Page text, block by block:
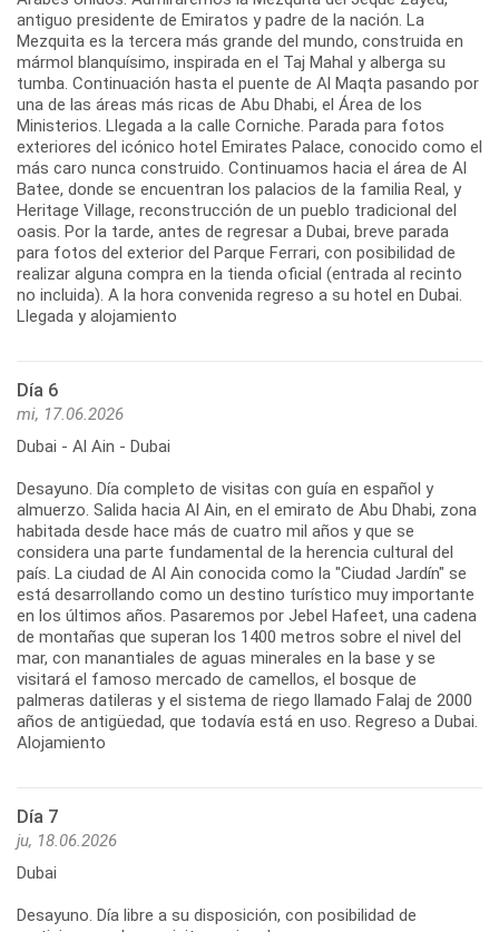
antiguo presidente de Emiratos y padre de la nación. La
Mezquita es la tercera más grande del mundo, construida en
mármol blanquísimo, inspirada en el Taj Mahal y alberga su
tumba. Continuación hasta el puente de Al Maqta pasando por
una de las áreas más ricas de Abu Dhabi, el Área de los
Ministerios. Llegada a la calle Corniche. Parada para fotos
exteriores del icónico hotel Emirates Palace, conocido como el
más caro nunca construido. Continuamos hacia el área de Al
Batee, donde se encuentran los palacios de la familia Real, y
Heritage Village, reconstrucción de un pueblo tradicional del
oasis. Por la tarde, antes de regresar a Dubai, breve parada
para fotos del exterior del Parque Ferrari, con posibilidad de
realizar alguna compra en la tienda oficial (entrada al recinto
no incluida). A la hora convenida regreso a su hotel en Dubai.
Llegada y alojamiento
Día 6
mi, 17.06.2026
Dubai - Al Ain - Dubai
Desayuno. Día completo de visitas con guía en español y
almuerzo. Salida hacia Al Ain, en el emirato de Abu Dhabi, zona
habitada desde hace más de cuatro mil años y que se
considera una parte fundamental de la herencia cultural del
país. La ciudad de Al Ain conocida como la "Ciudad Jardín" se
está desarrollando como un destino turístico muy importante
en los últimos años. Pasaremos por Jebel Hafeet, una cadena
de montañas que superan los 1400 metros sobre el nivel del
mar, con manantiales de aguas minerales en la base y se
visitará el famoso mercado de camellos, el bosque de
palmeras datileras y el sistema de riego llamado Falaj de 2000
años de antigüedad, que todavía está en uso. Regreso a Dubai.
Alojamiento
Día 7
ju, 18.06.2026
Dubai
Desayuno. Día libre a su disposición, con posibilidad de